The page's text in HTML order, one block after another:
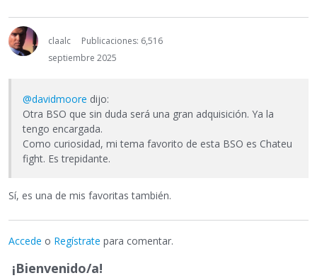
claalc
Publicaciones: 6,516
septiembre 2025
@davidmoore dijo:
Otra BSO que sin duda será una gran adquisición. Ya la
tengo encargada.
Como curiosidad, mi tema favorito de esta BSO es Chateu
fight. Es trepidante.
Sí, es una de mis favoritas también.
Accede o Regístrate para comentar.
¡Bienvenido/a!